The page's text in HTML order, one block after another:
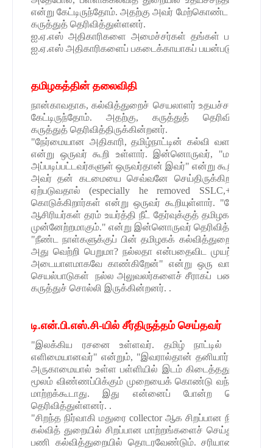
என்று கேட்டிருந்தோம். அதற்கு அவர் மேற்கொண்ட
கருத்துத் தெரிவித்துள்ளனர்.
ஐ.ஏ.எஸ் அதிகாரிகளை அமைச்சர்கள் தங்கள்
ஐ.ஏ.எஸ் அதிகாரிகளைப் பகடைக்காயாகப் பயன்படுத்துவது
தமிழகத்தின் தலைவிதி
நான்காவதாக, கல்வித்துறைச் செயலாளர் உதயச்சந்திரன்
கேட்டிருந்தோம். அதற்கு, கருத்துத் தெரிவித்த
கருத்துத் தெரிவித்திருக்கின்றனர்.
"நேர்மையான அதிகாரி, தமிழ்நாட்டின் கல்வி வளர்ச்சிக்கு
என்று ஒருவர் கூறி உள்ளார். இன்னொருவர், "மாற்றங்கள்
அப்படிப்பட்டவர்களுள் ஒருவர்தான் இவர்" என்று கூறியுள்ளார்.
அவர் தன் கடமையை செவ்வனே செய்திருக்கிறார்.
ஏற்படுவதால் (especially he removed SSLC,+2
கொடுக்கிறார்கள் என்று ஒருவர் கூறியுள்ளார்.
ஆசிரியர்கள் தரம் உயர்த்தி நீட் தேர்வுக்குத் தமிழக
முன்னேற்றமாகும்." என்று இன்னொருவர் தெரிவித்துள்ளார்.
"நீண்ட நாள்களுக்குப் பின் தமிழகக் கல்வித்துறையில் சில
அது வெற்றி பெறுமா? நல்லதா என்பதைவிட
அடையாளமாகவே காண்கிறேன்" என்று ஒரு வாசகர்
செயல்பாடுகள் நல்ல அலுவலர்களைச் சீராகப் பணிபுரிய
கருத்துச் சொல்லி இருக்கின்றனர். .
டி.என்.பி.எஸ்.சி-யில் சீர்திருத்தம் செய்தவர்
"இலக்கிய ரசனை உள்ளவர். தமிழ் நாட்டில்
எளிமையானவர்" என்றும், "இவரால்தான் தனியார் பள்ளியில்
அருகாமையால் உள்ள பள்ளியில் இடம் கிடைத்தது.
மூலம் விண்ணப்பிக்கும் முறையைக் கொண்டு வந்தார்.
மாற்றக்கூடாது. இது என்னைப் போன்ற
தெரிவித்துள்ளனர். .
"சிறந்த நிர்வாகி மதுரை collector ஆக சிறப்பான
கல்வித் துறையில் சிறப்பான மாற்றங்களைச் செய்து சிறந்த
பணி கல்வித்துறையில் தொடரவேண்டும். சரியான நபரிடம்